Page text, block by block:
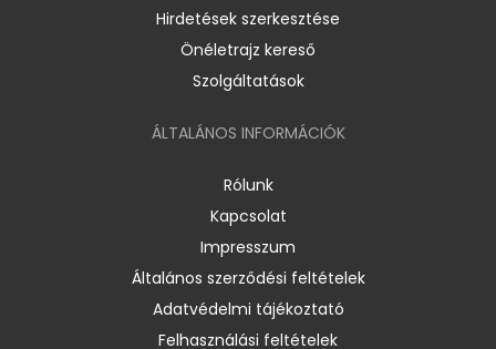
Hirdetések szerkesztése
Önéletrajz kereső
Szolgáltatások
ÁLTALÁNOS INFORMÁCIÓK
Rólunk
Kapcsolat
Impresszum
Általános szerződési feltételek
Adatvédelmi tájékoztató
Felhasználási feltételek